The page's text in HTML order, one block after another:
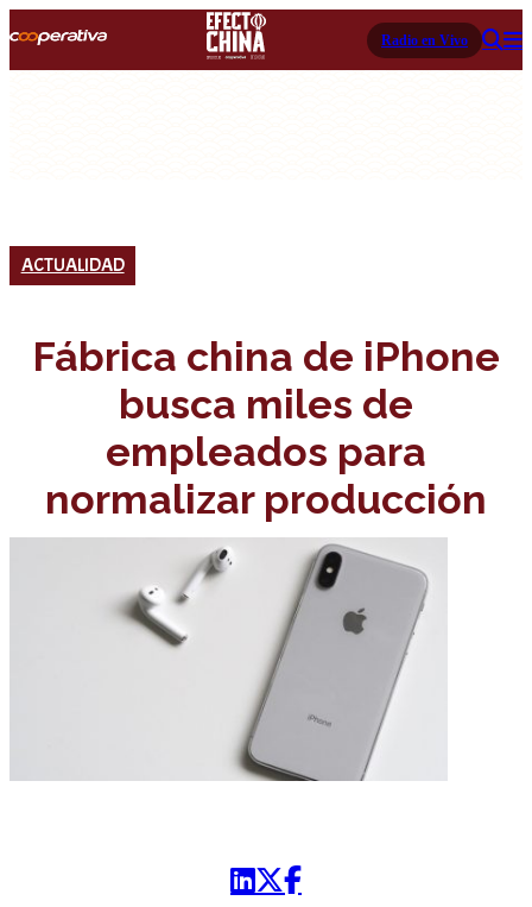
Radio en Vivo
ACTUALIDAD
Fábrica china de iPhone
busca miles de
empleados para
normalizar producción